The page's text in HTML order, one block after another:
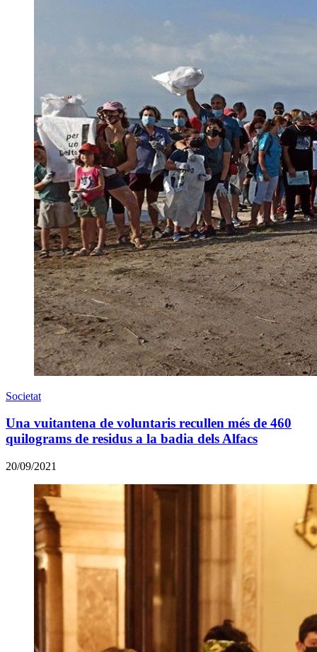
Societat
Una vuitantena de voluntaris recullen més de 460
quilograms de residus a la badia dels Alfacs
20/09/2021